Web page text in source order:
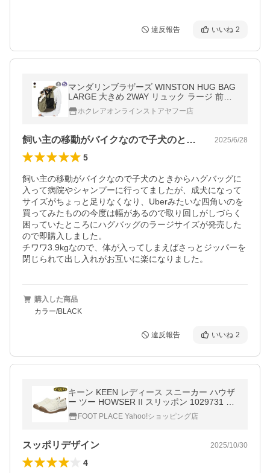
違反報告 いいね 2
マンダリンブラザーズ WINSTON HUG BAG
LARGE 大きめ 2WAY リュック ラージ 前抱
き 後ろ抱き おしゃれ キャリーバック ペット
リュック 犬用リュック
ホクレアオンラインストアヤフー店
飼い主の移動がバイクなので子犬のときか… 2025/6/28
5
飼い主の移動がバイクなので子犬のときからハグバッグに
入って病院やシャンプーに行ってましたが、成犬になって
サイズがちょっと足りなくなり、Uberみたいな四角いのを
買ってみたものの今度は幅があるので取り回しがしづらく
困っていたところにハグバッグのラージサイズが発売した
ので即購入しました。
チワワ3.9kgなので、体が入ってしまえばさっとジッパーを
閉じられて出し入れがお互いに楽になりました。
購入した商品
カラー/BLACK
違反報告 いいね 2
キーン KEEN レディース スニーカー ハウザ
ー ツー HOWSER II スリッポン 1029731 リ
ラックスシューズ フラット アウトドア キャ
ンプ ボア 暖かい スリッポン サ
FOOT PLACE Yahoo!ショッピング店
スッポリデザイン 2025/10/30
4